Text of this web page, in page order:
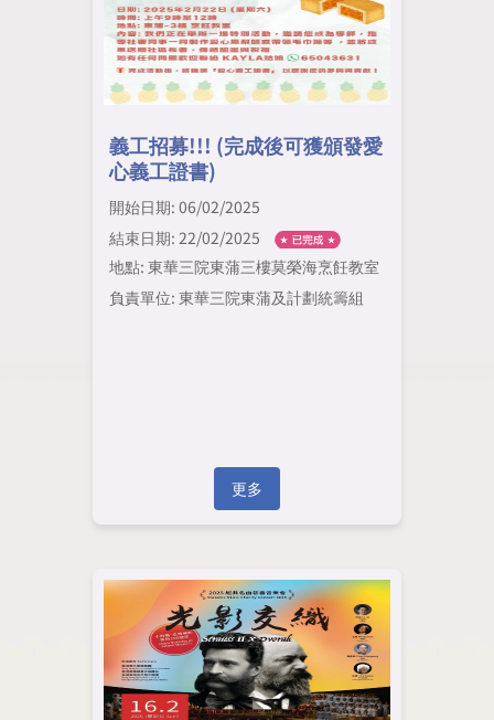
義工招募!!! (完成後可獲頒發愛
心義工證書)
開始日期: 06/02/2025
結束日期: 22/02/2025
地點: 東華三院東蒲三樓莫榮海烹飪教室
負責單位: 東華三院東蒲及計劃統籌組
更多